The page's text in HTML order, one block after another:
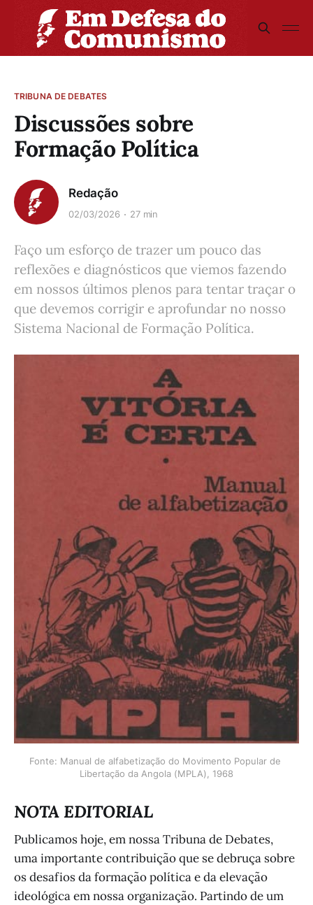
TRIBUNA DE DEBATES
Discussões sobre
Formação Política
Redação
02/03/2026 27 min
Faço um esforço de trazer um pouco das
reflexões e diagnósticos que viemos fazendo
em nossos últimos plenos para tentar traçar o
que devemos corrigir e aprofundar no nosso
Sistema Nacional de Formação Política.
Fonte: Manual de alfabetização do Movimento Popular de
Libertação da Angola (MPLA), 1968
NOTA EDITORIAL
Publicamos hoje, em nossa Tribuna de Debates,
uma importante contribuição que se debruça sobre
os desafios da formação política e da elevação
ideológica em nossa organização. Partindo de um